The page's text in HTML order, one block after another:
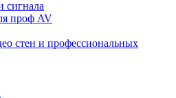
сигнала
проф AV
стен и профессиональных